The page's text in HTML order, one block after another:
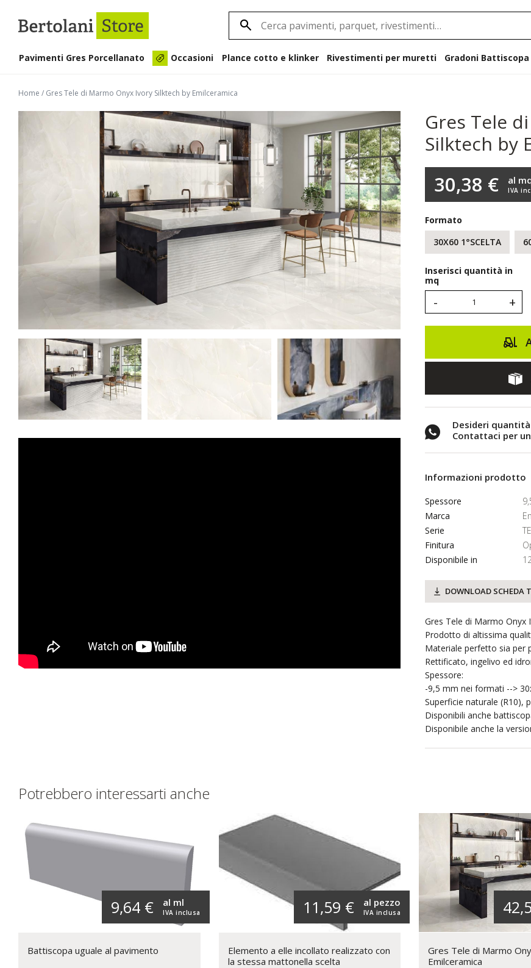
Pavimenti Gres Porcellanato Occasioni Plance cotto e klinker Rivestimenti per muretti
Home / Gres Tele di Marmo Onyx Ivory Silktech by Emilceramica
Gres Tele
Silktech by
30,38 € IVA
al
Formato
30X60 1°SCELTA
Inserisci quantità in
mq
- +
Desideri
Contattaci per
Informazioni prodotto
Spessore
Marca
Serie
Finitura
Disponibile in
DOWNLOAD SCHEDA
Gres Tele di Marmo Onyx
Prodotto di altissima
Materiale perfetto sia per
Rettificato, ingelivo ed
Spessore:
-9,5 mm nei formati -->
Superficie naturale (R10),
Disponibili anche
Disponibile anche la
Potrebbero interessarti anche
9,64 € IVA inclusa
al ml
Battiscopa uguale al pavimento
11,59 € IVA inclusa
al pezzo
Elemento a elle incollato realizzato con
la stessa mattonella scelta
Gres Tele di Marmo
Emilceramica